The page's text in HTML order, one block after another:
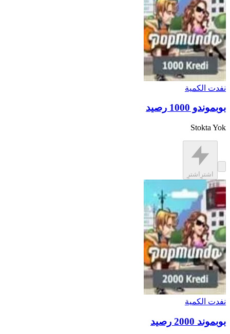
نفدت الكمية
بوبموندو 1000 رصيد
Stokta Yok
اشترِ اشترِ
نفدت الكمية
بوبموند 2000 رصيد